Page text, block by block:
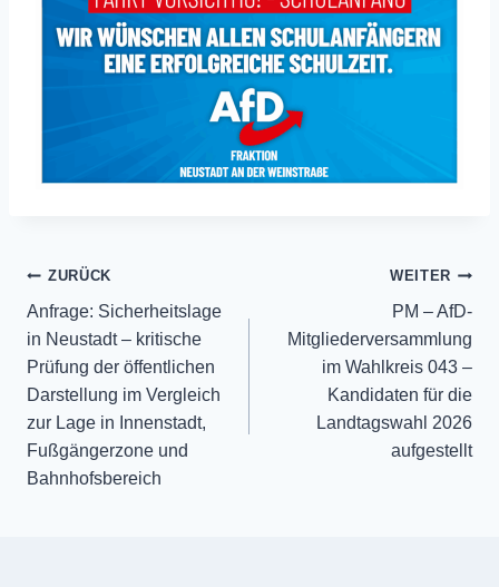
Beitragsnavigation
ZURÜCK
Anfrage: Sicherheitslage
in Neustadt – kritische
Prüfung der öffentlichen
Darstellung im Vergleich
zur Lage in Innenstadt,
Fußgängerzone und
Bahnhofsbereich
WEITER
PM – AfD-
Mitgliederversammlung
im Wahlkreis 043 –
Kandidaten für die
Landtagswahl 2026
aufgestellt